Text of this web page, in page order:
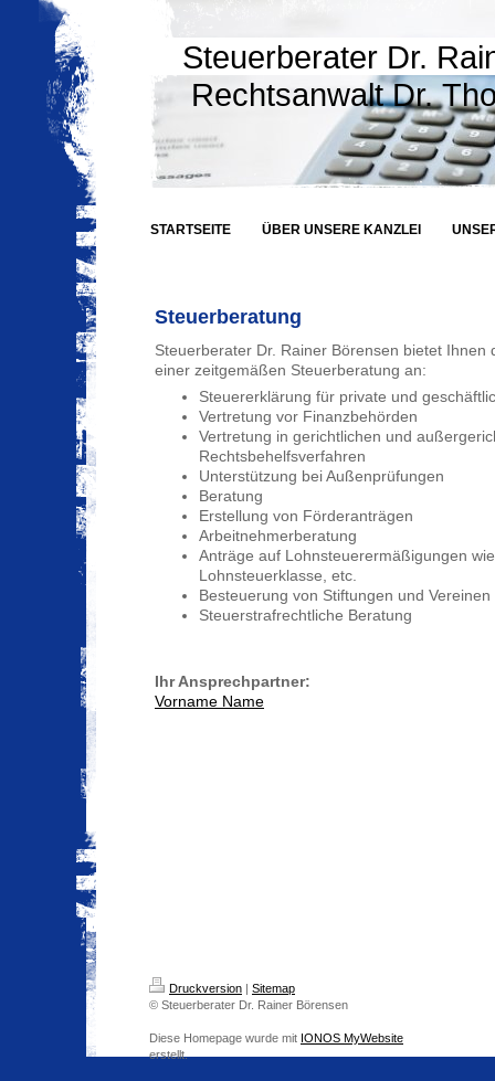
Steuerberater Dr.
Rechtsanwalt Dr.
STARTSEITE ÜBER UNSERE KANZLEI
Steuerberatung
Steuerberater Dr. Rainer Börensen bietet Ihnen
einer zeitgemäßen Steuerberatung an:
Steuererklärung für private und
Vertretung vor Finanzbehörden
Vertretung in gerichtlichen und
Rechtsbehelfsverfahren
Unterstützung bei Außenprüfungen
Beratung
Erstellung von Förderanträgen
Arbeitnehmerberatung
Anträge auf Lohnsteuerermäßigungen
Lohnsteuerklasse, etc.
Besteuerung von Stiftungen und Vereinen
Steuerstrafrechtliche Beratung
Ihr Ansprechpartner:
Vorname Name
Druckversion | Sitemap
© Steuerberater Dr. Rainer Börensen
Diese Homepage wurde mit IONOS MyWebsite
erstellt.